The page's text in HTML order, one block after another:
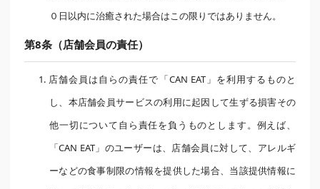
０日以内に治癒された場合はこの限りではありません。
第8条（店舗会員の責任）
1. 店舗会員は自らの責任で「CAN EAT」を利用するものと
し、本店舗会員サービスの利用に起因して生ずる損害その
他一切について自ら責任を負うものとします。例えば、
「CAN EAT」のユーザーは、店舗会員に対して、アレルギ
ーなどの食事制限の情報を提供した場合、当該提供情報に